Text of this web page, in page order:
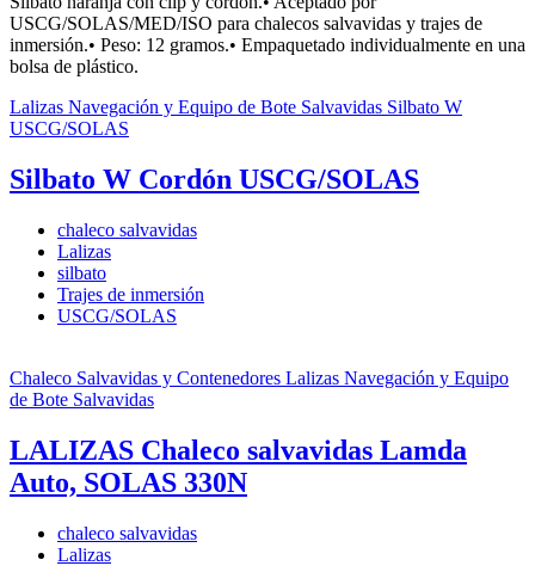
USCG/SOLAS/MED/ISO para chalecos salvavidas y trajes de
inmersión.• Peso: 12 gramos.• Empaquetado individualmente en una
bolsa de plástico.
Lalizas Navegación y Equipo de Bote Salvavidas Silbato W
USCG/SOLAS
Silbato W Cordón USCG/SOLAS
chaleco salvavidas
Lalizas
silbato
Trajes de inmersión
USCG/SOLAS
Chaleco Salvavidas y Contenedores Lalizas Navegación y Equipo
de Bote Salvavidas
LALIZAS Chaleco salvavidas Lamda
Auto, SOLAS 330N
chaleco salvavidas
Lalizas